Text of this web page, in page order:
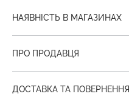
НАЯВНІСТЬ В МАГАЗИНАХ
ПРО ПРОДАВЦЯ
ДОСТАВКА ТА ПОВЕРНЕННЯ